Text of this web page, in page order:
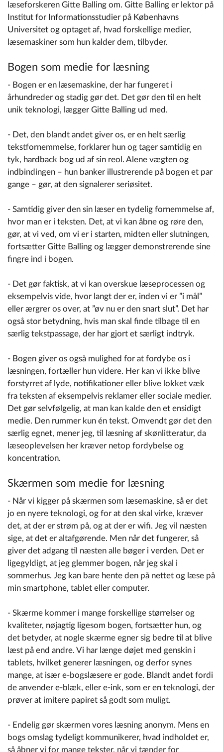
læseforskeren Gitte Balling om. Gitte Balling er lektor på
Institut for Informationsstudier på Københavns
Universitet og optaget af, hvad forskellige medier,
læsemaskiner som hun kalder dem, tilbyder.
Bogen som medie for læsning
- Bogen er en læsemaskine, der har fungeret i
århundreder og stadig gør det. Det gør den til en helt
unik teknologi, lægger Gitte Balling ud med.
- Det, den blandt andet giver os, er en helt særlig
tekstfornemmelse, forklarer hun og tager samtidig en
tyk, hardback bog ud af sin reol. Alene vægten og
indbindingen – hun banker illustrerende på bogen et par
gange – gør, at den signalerer seriøsitet.
- Samtidig giver den sin læser en tydelig fornemmelse af,
hvor man er i teksten. Det, at vi kan åbne og røre den,
gør, at vi ved, om vi er i starten, midten eller slutningen,
fortsætter Gitte Balling og lægger demonstrerende sine
fingre ind i bogen.
- Det gør faktisk, at vi kan overskue læseprocessen og
eksempelvis vide, hvor langt der er, inden vi er ”i mål”
eller ærgrer os over, at ”øv nu er den snart slut”. Det har
også stor betydning, hvis man skal finde tilbage til en
særlig tekstpassage, der har gjort et særligt indtryk.
- Bogen giver os også mulighed for at fordybe os i
læsningen, fortæller hun videre. Her kan vi ikke blive
forstyrret af lyde, notifikationer eller blive lokket væk
fra teksten af eksempelvis reklamer eller sociale medier.
Det gør selvfølgelig, at man kan kalde den et ensidigt
medie. Den rummer kun én tekst. Omvendt gør det den
særlig egnet, mener jeg, til læsning af skønlitteratur, da
læseoplevelsen her kræver netop fordybelse og
koncentration.
Skærmen som medie for læsning
- Når vi kigger på skærmen som læsemaskine, så er det
jo en nyere teknologi, og for at den skal virke, kræver
det, at der er strøm på, og at der er wifi. Jeg vil næsten
sige, at det er altafgørende. Men når det fungerer, så
giver det adgang til næsten alle bøger i verden. Det er
ligegyldigt, at jeg glemmer bogen, når jeg skal i
sommerhus. Jeg kan bare hente den på nettet og læse på
min smartphone, tablet eller computer.
- Skærme kommer i mange forskellige størrelser og
kvaliteter, nøjagtig ligesom bogen, fortsætter hun, og
det betyder, at nogle skærme egner sig bedre til at blive
læst på end andre. Vi har længe døjet med genskin i
tablets, hvilket generer læsningen, og derfor synes
mange, at især e-bogslæsere er gode. Blandt andet fordi
de anvender e-blæk, eller e-ink, som er en teknologi, der
prøver at imitere papiret så godt som muligt.
- Endelig gør skærmen vores læsning anonym. Mens en
bogs omslag tydeligt kommunikerer, hvad indholdet er,
så åbner vi for mange tekster, når vi tænder for